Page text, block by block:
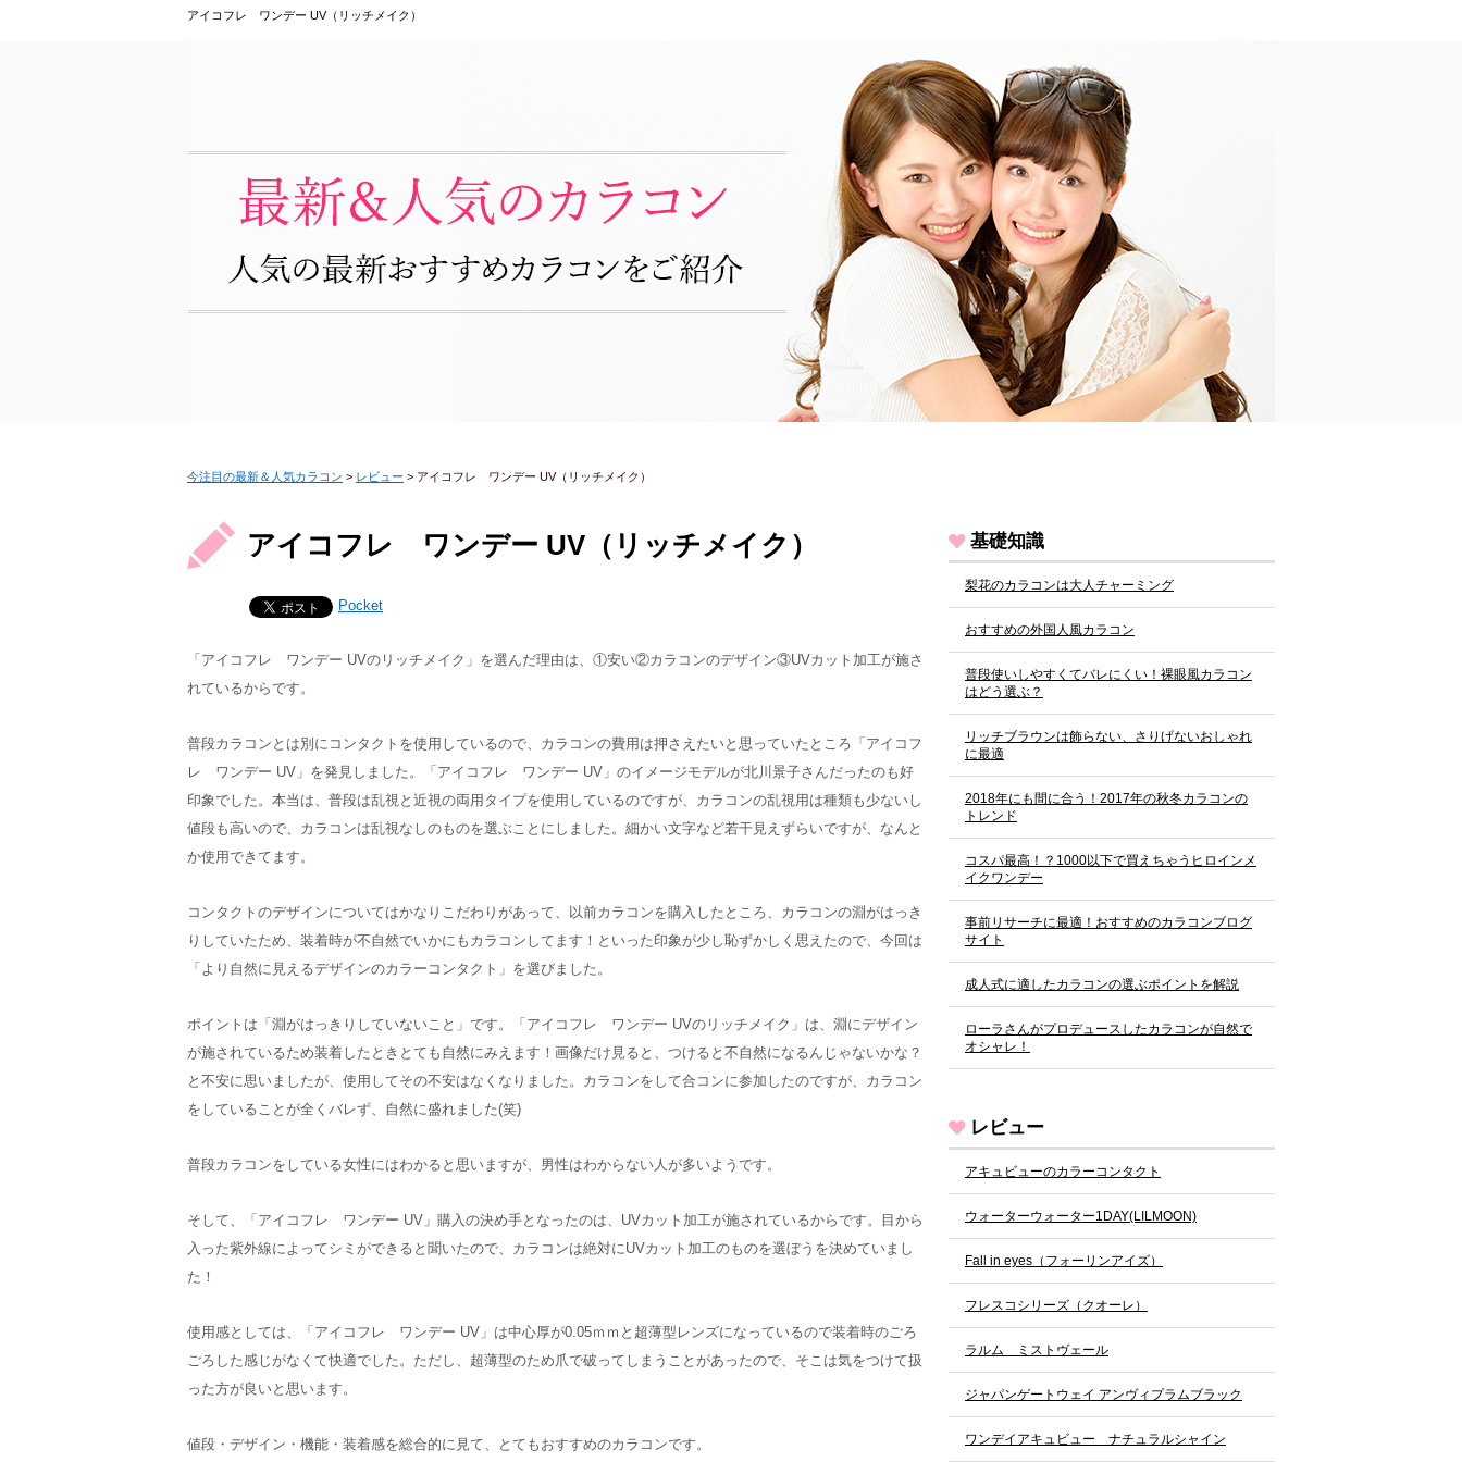
アイコフレ ワンデー UV（リッチメイク）
今注目の最新＆人気カラコン > レビュー > アイコフレ ワンデー UV（リッチメイク）
アイコフレ ワンデー UV（リッチメイク）
Pocket
「アイコフレ ワンデー UVのリッチメイク」を選んだ理由は、①安い②カラコンのデザイン③UVカット加工が施さ
れているからです。
普段カラコンとは別にコンタクトを使用しているので、カラコンの費用は押さえたいと思っていたところ「アイコフ
レ ワンデー UV」を発見しました。「アイコフレ ワンデー UV」のイメージモデルが北川景子さんだったのも好
印象でした。本当は、普段は乱視と近視の両用タイプを使用しているのですが、カラコンの乱視用は種類も少ないし
値段も高いので、カラコンは乱視なしのものを選ぶことにしました。細かい文字など若干見えずらいですが、なんと
か使用できてます。
コンタクトのデザインについてはかなりこだわりがあって、以前カラコンを購入したところ、カラコンの淵がはっき
りしていたため、装着時が不自然でいかにもカラコンしてます！といった印象が少し恥ずかしく思えたので、今回は
「より自然に見えるデザインのカラーコンタクト」を選びました。
ポイントは「淵がはっきりしていないこと」です。「アイコフレ ワンデー UVのリッチメイク」は、淵にデザイン
が施されているため装着したときとても自然にみえます！画像だけ見ると、つけると不自然になるんじゃないかな？
と不安に思いましたが、使用してその不安はなくなりました。カラコンをして合コンに参加したのですが、カラコン
をしていることが全くバレず、自然に盛れました(笑)
普段カラコンをしている女性にはわかると思いますが、男性はわからない人が多いようです。
そして、「アイコフレ ワンデー UV」購入の決め手となったのは、UVカット加工が施されているからです。目から
入った紫外線によってシミができると聞いたので、カラコンは絶対にUVカット加工のものを選ぼうを決めていまし
た！
使用感としては、「アイコフレ ワンデー UV」は中心厚が0.05ｍｍと超薄型レンズになっているので装着時のごろ
ごろした感じがなくて快適でした。ただし、超薄型のため爪で破ってしまうことがあったので、そこは気をつけて扱
った方が良いと思います。
値段・デザイン・機能・装着感を総合的に見て、とてもおすすめのカラコンです。
基礎知識
梨花のカラコンは大人チャーミング
おすすめの外国人風カラコン
普段使いしやすくてバレにくい！裸眼風カラコン
はどう選ぶ？
リッチブラウンは飾らない、さりげないおしゃれ
に最適
2018年にも間に合う！2017年の秋冬カラコンの
トレンド
コスパ最高！？1000以下で買えちゃうヒロインメ
イクワンデー
事前リサーチに最適！おすすめのカラコンブログ
サイト
成人式に適したカラコンの選ぶポイントを解説
ローラさんがプロデュースしたカラコンが自然で
オシャレ！
レビュー
アキュビューのカラーコンタクト
ウォーターウォーター1DAY(LILMOON)
Fall in eyes（フォーリンアイズ）
フレスコシリーズ（クオーレ）
ラルム ミストヴェール
ジャパンゲートウェイ アンヴィプラムブラック
ワンデイアキュビュー ナチュラルシャイン